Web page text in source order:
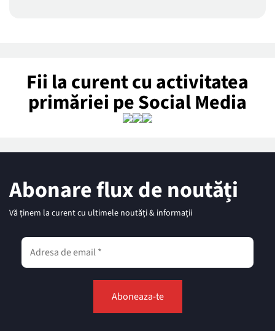
Fii la curent cu activitatea
primăriei pe Social Media
Abonare flux de noutăți
Vă ținem la curent cu ultimele noutăți & informații